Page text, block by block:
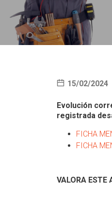
15/02/2024
Evolución
registrada
FICHA
FICHA
VALORA ESTE